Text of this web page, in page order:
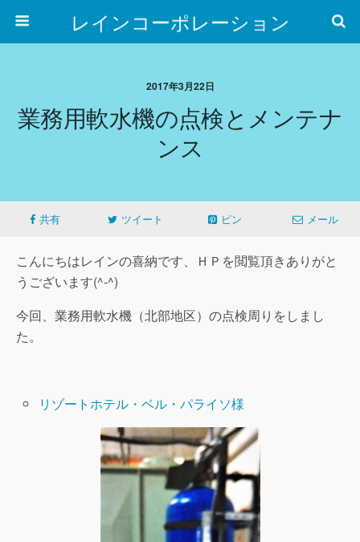
レインコーポレーション
2017年3月22日
業務用軟水機の点検とメンテナ
ンス
共有 ツイート ピン メール
こんにちはレインの喜納です、ＨＰを閲覧頂きありがと
うございます(^-^)
今回、業務用軟水機（北部地区）の点検周りをしまし
た。
リゾートホテル・ベル・パライソ様